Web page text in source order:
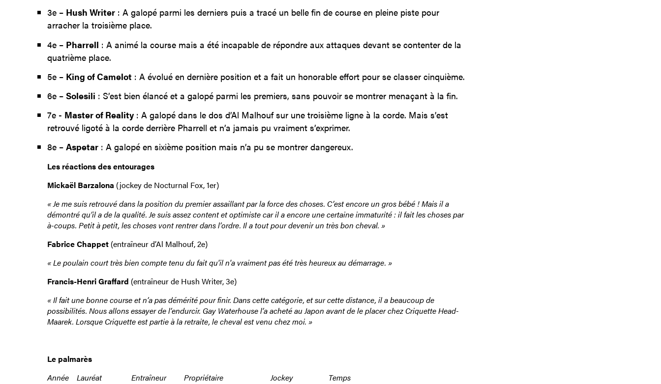
3e – Hush Writer: A galopé parmi les derniers puis a tracé un belle fin de course en pleine piste pour
arracher la troisième place.
4e – Pharrell : A animé la course mais a été incapable de répondre aux attaques devant se contenter de la
quatrième place.
5e – King of Camelot: A évolué en dernière position et a fait un honorable effort pour se classer cinquième.
6e – Solesili : S’est bien élancé et a galopé parmi les premiers, sans pouvoir se montrer menaçant à la fin.
7e - Master of Reality: A galopé dans le dos d’Al Malhouf sur une troisième ligne à la corde. Mais s’est
retrouvé ligoté à la corde derrière Pharrell et n’a jamais pu vraiment s’exprimer.
8e – Aspetar: A galopé en sixième position mais n’a pu se montrer dangereux.
Les réactions des entourages
Mickaël Barzalona (jockey de Nocturnal Fox, 1er)
« Je me suis retrouvé dans la position du premier assaillant par la force des choses. C’est encore un gros bébé ! Mais il a
démontré qu’il a de la qualité. Je suis assez content et optimiste car il a encore une certaine immaturité : il fait les choses par
à-coups. Petit à petit, les choses vont rentrer dans l’ordre. Il a tout pour devenir un très bon cheval. »
Fabrice Chappet(entraîneur d’Al Malhouf, 2e)
« Le poulain court très bien compte tenu du fait qu'il n'a vraiment pas été très heureux au démarrage. »
Francis-Henri Graffard (entraîneur de Hush Writer, 3e)
« Il fait une bonne course et n’a pas démérité pour finir. Dans cette catégorie, et sur cette distance, il a beaucoup de
possibilités. Nous allons essayer de l’endurcir. Gay Waterhouse l’a acheté au Japon avant de le placer chez Criquette Head-
Maarek. Lorsque Criquette est partie à la retraite, le cheval est venu chez moi. »
Le palmarès
Année Lauréat Entraîneur Propriétaire Jockey Temps